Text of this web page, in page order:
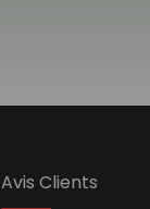
Avis Clients